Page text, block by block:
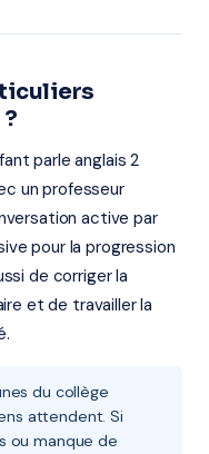
parle anglais 2
un professeur
active par
pour la progression
de corriger la
et de travailler la
du collège
attendent. Si
ou manque de